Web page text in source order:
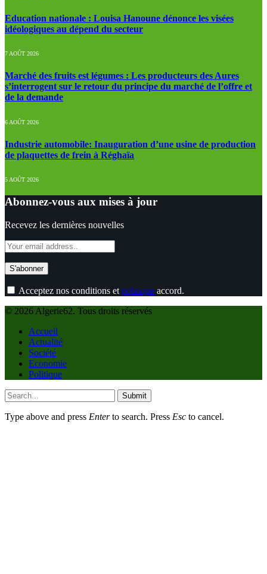
Education nationale : Louisa Hanoune dénonce les visées
idéologiques au dépend du secteur
7 AOÛT 2026
Marché des fruits est légumes : Les producteurs des Aures
s’interrogent sur le retour du principe du marché de l’offre et
de la demande
6 AOÛT 2026
Industrie automobile: Inauguration d’une usine de production
de plaquettes de frein à Réghaïa
5 AOÛT 2026
Abonnez-vous aux mises à jour
Recevez les dernières nouvelles
Acceptez nos conditions et politique accord.
© 2026 Algerie62. Tous droits réservés
Accueil
Actualité
Société
Economie
Politique
Submit
Type above and press Enterto search. Press Esc to cancel.